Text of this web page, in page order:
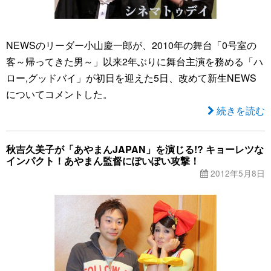
NEWSのリーダー小山慶一郎が、2010年の舞台「0号室の
客～帰ってきた男～」以来2年ぶりに舞台主演を務める「ハ
ロー,グッドバイ」が初日を迎えた5日、改めて新生NEWS
についてコメントした。
続きを読む
秋吉久美子が「あやまんJAPAN」を演じる!? キョーレツな
インパクト！あやまん監督にぽいぽい攻撃！
2012年5月8日